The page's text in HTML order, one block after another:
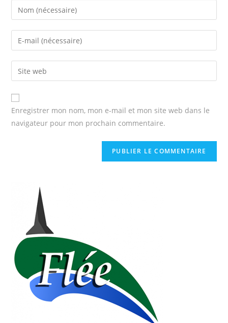
Enregistrer mon nom, mon e-mail et mon site web dans le
navigateur pour mon prochain commentaire.